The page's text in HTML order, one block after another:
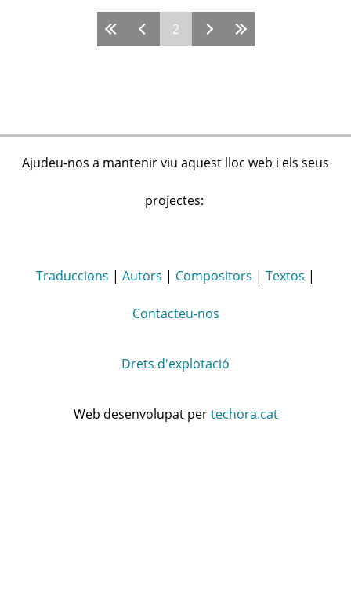
2
Ajudeu-nos a mantenir viu aquest lloc web i els seus
projectes:
Traduccions | Autors | Compositors | Textos |
Contacteu-nos
Drets d'explotació
Web desenvolupat pertechora.cat